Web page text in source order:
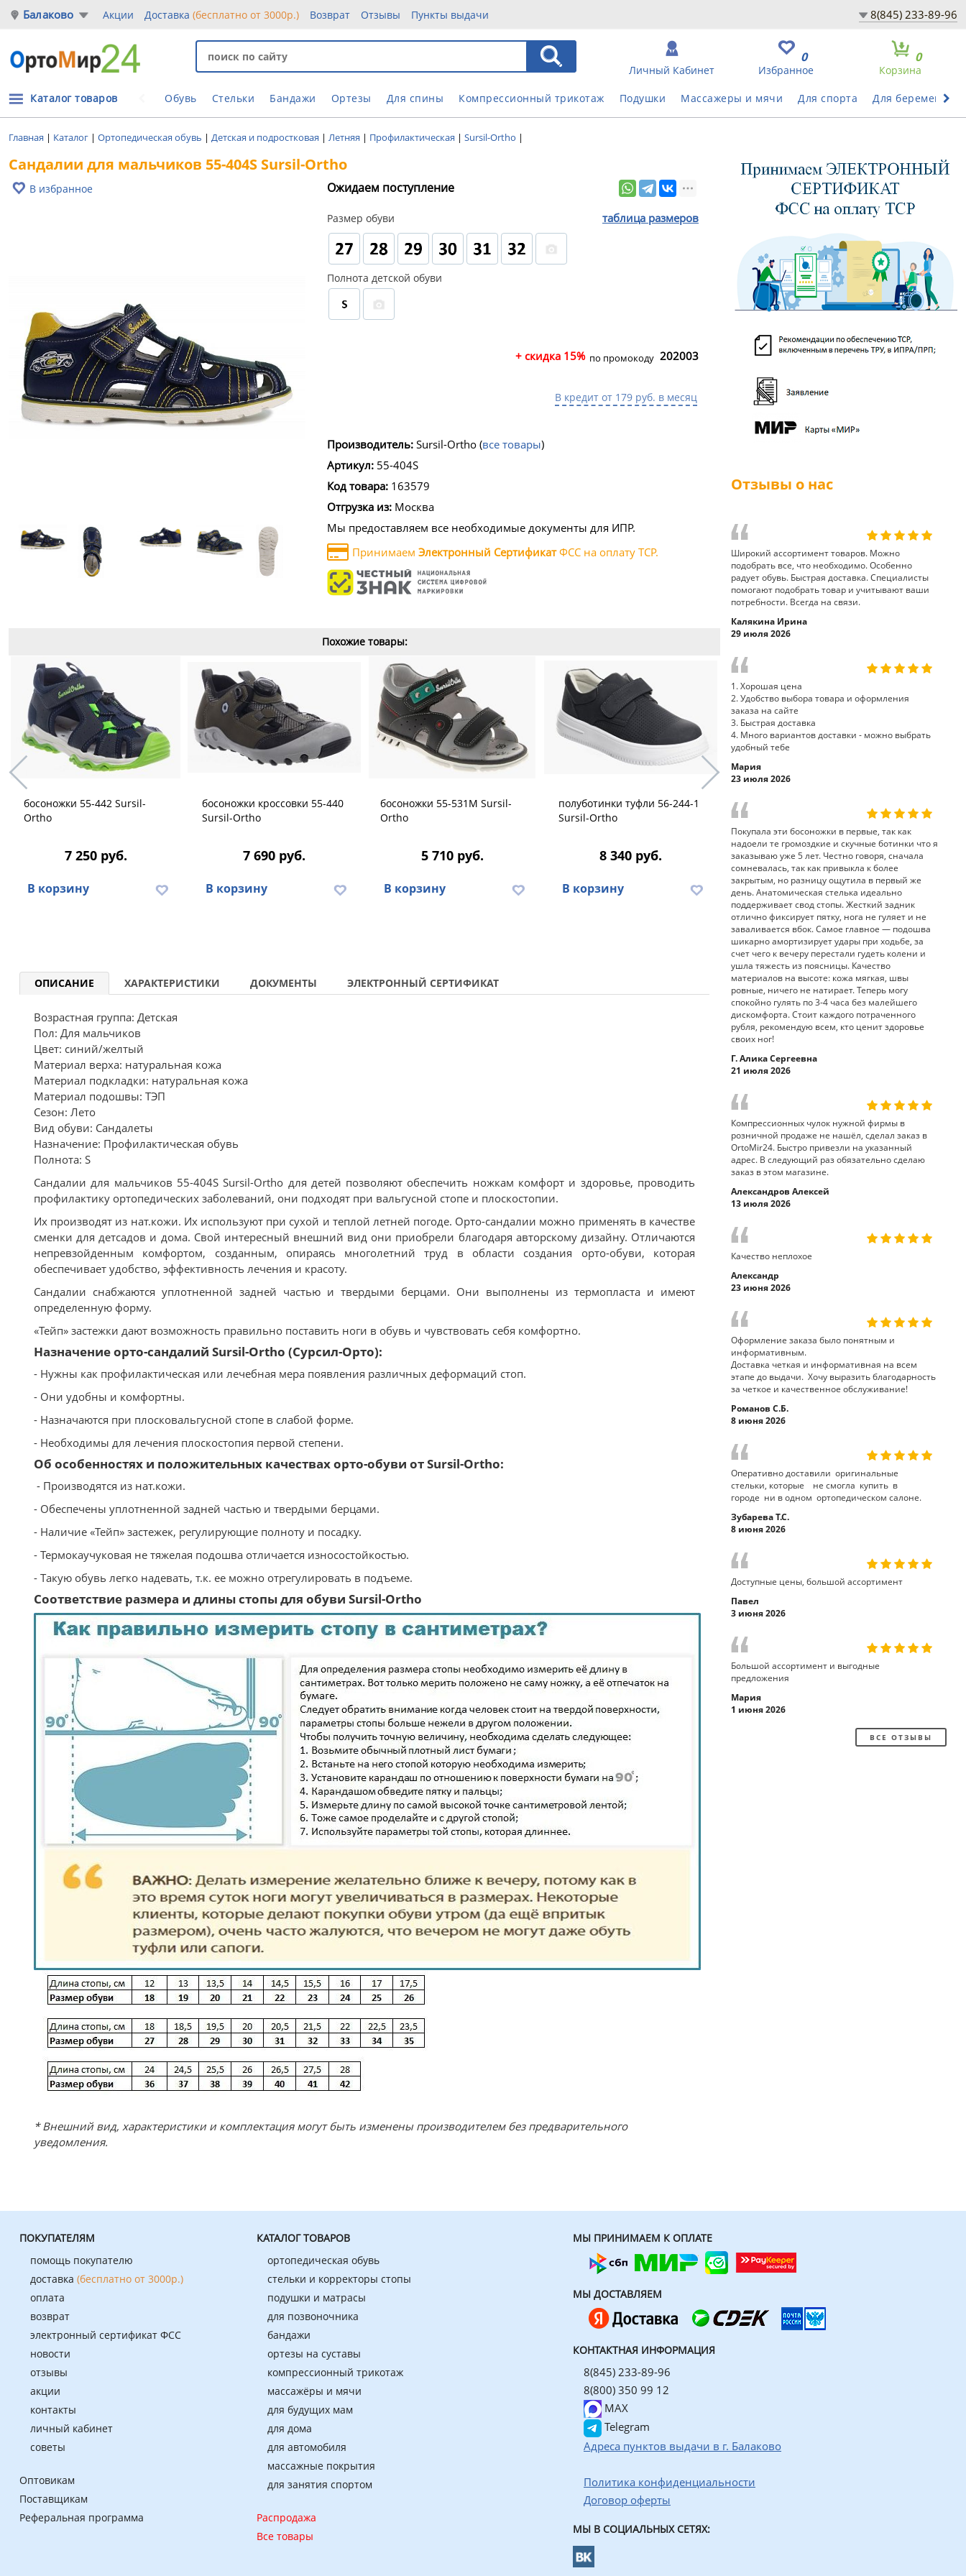
Балаково Акции Доставка (бесплатно от 3000р.) Возврат Отзывы Пункты выдачи 8(845) 233-89-96
Корзина
0
Избранное
0
Личный Кабинет
Обувь Стельки Бандажи Ортезы Для спины Компрессионный трикотаж Подушки Массажеры и мячи Для спорта Для беременных
Каталог товаров
Главная | Каталог | Ортопедическая обувь | Детская и подростковая | Летняя | Профилактическая | Sursil-Ortho |
Сандалии для мальчиков 55-404S Sursil-Ortho
В избранное Ожидаем поступление
Размер обуви таблица размеров
Полнота детской обуви
+ скидка 15% по промокоду 202003
В кредит от 179 руб. в месяц
Производитель: Sursil-Ortho(все товары)
Артикул: 55-404S
Код товара: 163579
Отгрузка из: Москва
Мы предоставляем все необходимые документы для ИПР.
Принимаем Электронный СертификатФСС на оплату ТСР.
Похожие товары:
босоножки 55-442 Sursil-
Ortho
7 250 руб.
В корзину
босоножки кроссовки 55-440
Sursil-Ortho
7 690 руб.
В корзину
босоножки 55-531M Sursil-
Ortho
5 710 руб.
В корзину
полуботинки туфли 56-244-1
Sursil-Ortho
8 340 руб.
В корзину
полуботинки туфли 65-245
Sursil-Ortho
8 340 руб.
В корзину
Ortho
В
ОПИСАНИЕ ХАРАКТЕРИСТИКИ ДОКУМЕНТЫ ЭЛЕКТРОННЫЙ СЕРТИФИКАТ
Возрастная группа: Детская
Пол: Для мальчиков
Цвет: синий/желтый
Материал верха: натуральная кожа
Материал подкладки: натуральная кожа
Материал подошвы: ТЭП
Сезон: Лето
Вид обуви: Сандалеты
Назначение: Профилактическая обувь
Полнота: S
Сандалии для мальчиков 55-404S Sursil-Ortho для детей позволяют обеспечить ножкам комфорт и здоровье, проводить
профилактику ортопедических заболеваний, они подходят при вальгусной стопе и плоскостопии.
Их производят из нат.кожи. Их используют при сухой и теплой летней погоде. Орто-сандалии можно применять в качестве
сменки для детсадов и дома. Свой интересный внешний вид они приобрели благодаря авторскому дизайну. Отличаются
непревзойденным комфортом, созданным, опираясь многолетний труд в области создания орто-обуви, которая
обеспечивает удобство, эффективность лечения и красоту.
Сандалии снабжаются уплотненной задней частью и твердыми берцами. Они выполнены из термопласта и имеют
определенную форму.
«Тейп» застежки дают возможность правильно поставить ноги в обувь и чувствовать себя комфортно.
Назначение орто-сандалий Sursil-Ortho (Сурсил-Орто):
- Нужны как профилактическая или лечебная мера появления различных деформаций стоп.
- Они удобны и комфортны.
- Назначаются при плосковальгусной стопе в слабой форме.
- Необходимы для лечения плоскостопия первой степени.
Об особенностях и положительных качествах орто-обуви от Sursil-Ortho:
- Производятся из нат.кожи.
- Обеспечены уплотненной задней частью и твердыми берцами.
- Наличие «Тейп» застежек, регулирующие полноту и посадку.
- Термокаучуковая не тяжелая подошва отличается износостойкостью.
- Такую обувь легко надевать, т.к. ее можно отрегулировать в подъеме.
Соответствие размера и длины стопы для обуви Sursil-Ortho
* Внешний вид, характеристики и комплектация могут быть изменены производителем без предварительного
уведомления.
Отзывы о нас
Широкий ассортимент товаров. Можно
подобрать все, что необходимо. Особенно
радует обувь. Быстрая доставка. Специалисты
помогают подобрать товар и учитывают ваши
потребности. Всегда на связи.
Калякина Ирина
29 июля 2026
1. Хорошая цена
2. Удобство выбора товара и оформления
заказа на сайте
3. Быстрая доставка
4. Много вариантов доставки - можно выбрать
удобный тебе
Мария
23 июля 2026
Покупала эти босоножки в первые, так как
надоели те громоздкие и скучные ботинки что я
заказываю уже 5 лет. Честно говоря, сначала
сомневалась, так как привыкла к более
закрытым, но разницу ощутила в первый же
день. Анатомическая стелька идеально
поддерживает свод стопы. Жесткий задник
отлично фиксирует пятку, нога не гуляет и не
заваливается вбок. Самое главное — подошва
шикарно амортизирует удары при ходьбе, за
счет чего к вечеру перестали гудеть колени и
ушла тяжесть из поясницы. Качество
материалов на высоте: кожа мягкая, швы
ровные, ничего не натирает. Теперь могу
спокойно гулять по 3-4 часа без малейшего
дискомфорта. Стоит каждого потраченного
рубля, рекомендую всем, кто ценит здоровье
своих ног!
Г. Алика Сергеевна
21 июля 2026
Компрессионных чулок нужной фирмы в
розничной продаже не нашёл, сделал заказ в
OrtoMir24. Быстро привезли на указанный
адрес. В следующий раз обязательно сделаю
заказ в этом магазине.
Александров Алексей
13 июля 2026
Качество неплохое
Александр
23 июня 2026
Оформление заказа было понятным и
информативным.
Доставка четкая и информативная на всем
этапе до выдачи. Хочу выразить благодарность
за четкое и качественное обслуживание!
Романов С.Б.
8 июня 2026
Оперативно доставили оригинальные
стельки, которые не смогла купить в
городе ни в одном ортопедическом салоне.
Зубарева Т.С.
8 июня 2026
Доступные цены, большой ассортимент
Павел
3 июня 2026
Большой ассортимент и выгодные
предложения
Мария
1 июня 2026
ВСЕ ОТЗЫВЫ
ПОКУПАТЕЛЯМ
помощь покупателю
доставка (бесплатно от 3000р.)
оплата
возврат
электронный сертификат ФСС
новости
отзывы
акции
контакты
личный кабинет
советы
Оптовикам
Поставщикам
Реферальная программа
КАТАЛОГ ТОВАРОВ
ортопедическая обувь
стельки и корректоры стопы
подушки и матрасы
для позвоночника
бандажи
ортезы на суставы
компрессионный трикотаж
массажёры и мячи
для будущих мам
для дома
для автомобиля
массажные покрытия
для занятия спортом
Распродажа
Все товары
МЫ ПРИНИМАЕМ К ОПЛАТЕ
МЫ ДОСТАВЛЯЕМ
КОНТАКТНАЯ ИНФОРМАЦИЯ
8(845) 233-89-96
8(800) 350 99 12
MAX
Telegram
Адреса пунктов выдачи в г. Балаково
Политика конфиденциальности
Договор оферты
МЫ В СОЦИАЛЬНЫХ СЕТЯХ: